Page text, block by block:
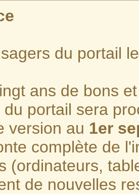
du portail
ans de bons
du portail sera
version au 1er
complète de
(ordinateurs,
de nouvelles